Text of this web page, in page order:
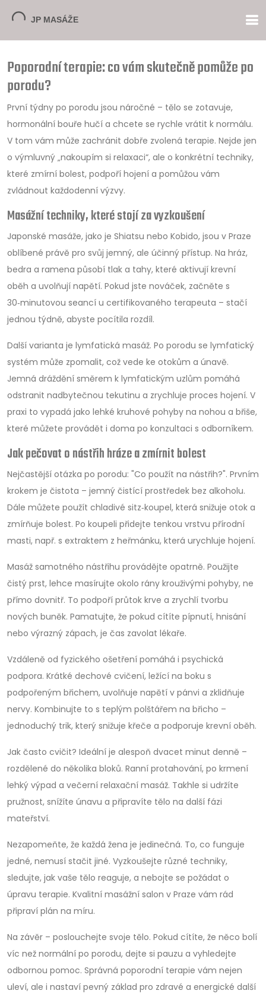
Poporodní terapie: co vám skutečně pomůže po
porodu?
První týdny po porodu jsou náročné – tělo se zotavuje,
hormonální bouře hučí a chcete se rychle vrátit k normálu.
V tom vám může zachránit dobře zvolená terapie. Nejde jen
o výmluvný „nakoupím si relaxaci“, ale o konkrétní techniky,
které zmírní bolest, podpoří hojení a pomůžou vám
zvládnout každodenní výzvy.
Masážní techniky, které stojí za vyzkoušení
Japonské masáže, jako je Shiatsu nebo Kobido, jsou v Praze
oblíbené právě pro svůj jemný, ale účinný přístup. Na hráz,
bedra a ramena působí tlak a tahy, které aktivují krevní
oběh a uvolňují napětí. Pokud jste nováček, začněte s
30‑minutovou seancí u certifikovaného terapeuta – stačí
jednou týdně, abyste pocítila rozdíl.
Další varianta je lymfatická masáž. Po porodu se lymfatický
systém může zpomalit, což vede ke otokům a únavě.
Jemná dráždění směrem k lymfatickým uzlům pomáhá
odstranit nadbytečnou tekutinu a zrychluje proces hojení. V
praxi to vypadá jako lehké kruhové pohyby na nohou a břiše,
které můžete provádět i doma po konzultaci s odborníkem.
Jak pečovat o nástřih hráze a zmírnit bolest
Nejčastější otázka po porodu: "Co použít na nástřih?". Prvním
krokem je čistota – jemný čistící prostředek bez alkoholu.
Dále můžete použít chladivé sitz‑koupel, která snižuje otok a
zmírňuje bolest. Po koupeli přidejte tenkou vrstvu přírodní
masti, např. s extraktem z heřmánku, která urychluje hojení.
Masáž samotného nástřihu provádějte opatrně. Použijte
čistý prst, lehce masírujte okolo rány krouživými pohyby, ne
přímo dovnitř. To podpoří průtok krve a zrychlí tvorbu
nových buněk. Pamatujte, že pokud cítíte pípnutí, hnisání
nebo výrazný zápach, je čas zavolat lékaře.
Vzdáleně od fyzického ošetření pomáhá i psychická
podpora. Krátké dechové cvičení, ležící na boku s
podpořeným břichem, uvolňuje napětí v pánvi a zklidňuje
nervy. Kombinujte to s teplým polštářem na břicho –
jednoduchý trik, který snižuje křeče a podporuje krevní oběh.
Jak často cvičit? Ideální je alespoň dvacet minut denně –
rozdělené do několika bloků. Ranní protahování, po krmení
lehký výpad a večerní relaxační masáž. Takhle si udržíte
pružnost, snížíte únavu a připravíte tělo na další fázi
mateřství.
Nezapomeňte, že každá žena je jedinečná. To, co funguje
jedné, nemusí stačit jiné. Vyzkoušejte různé techniky,
sledujte, jak vaše tělo reaguje, a nebojte se požádat o
úpravu terapie. Kvalitní masážní salon v Praze vám rád
připraví plán na míru.
Na závěr – poslouchejte svoje tělo. Pokud cítíte, že něco bolí
víc než normální po porodu, dejte si pauzu a vyhledejte
odbornou pomoc. Správná poporodní terapie vám nejen
uleví, ale i nastaví pevný základ pro zdravé a energické další